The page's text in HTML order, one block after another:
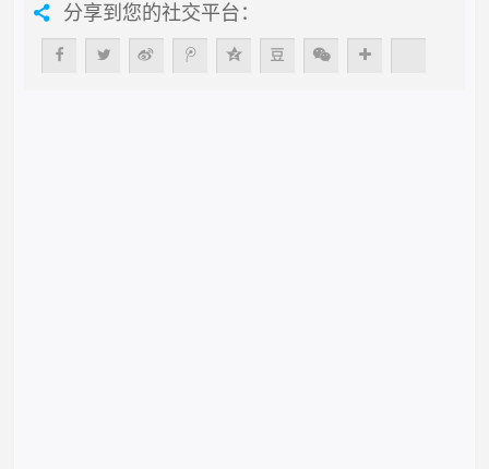
分享到您的社交平台：